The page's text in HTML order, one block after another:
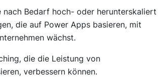
Bedarf hoch- oder herunterskaliert
die auf Power Apps basieren, mit
wächst.
die die Leistung von
verbessern können.